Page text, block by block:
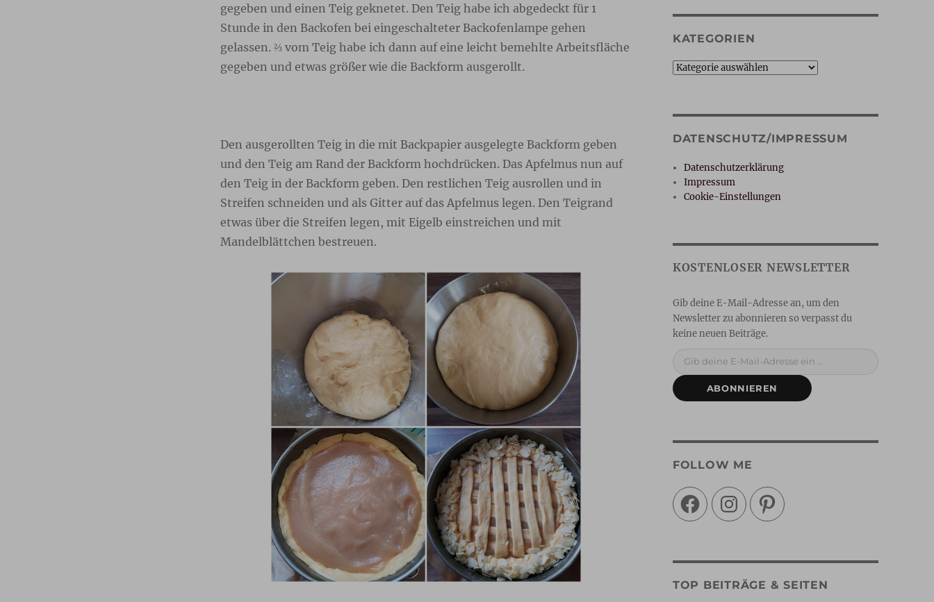
gegeben und einen Teig geknetet. Den Teig habe ich abgedeckt für 1
Stunde in den Backofen bei eingeschalteter Backofenlampe gehen
gelassen. ⅔ vom Teig habe ich dann auf eine leicht bemehlte Arbeitsfläche
gegeben und etwas größer wie die Backform ausgerollt.
Den ausgerollten Teig in die mit Backpapier ausgelegte Backform geben
und den Teig am Rand der Backform hochdrücken. Das Apfelmus nun auf
den Teig in der Backform geben. Den restlichen Teig ausrollen und in
Streifen schneiden und als Gitter auf das Apfelmus legen. Den Teigrand
etwas über die Streifen legen, mit Eigelb einstreichen und mit
Mandelblättchen bestreuen.
KATEGORIEN
Kategorien
DATENSCHUTZ/IMPRESSUM
Datenschutzerklärung
Impressum
Cookie-Einstellungen
ABONNIEREN
FOLLOW ME
FacebookInstagramPinterest
TOP BEITRÄGE & SEITEN